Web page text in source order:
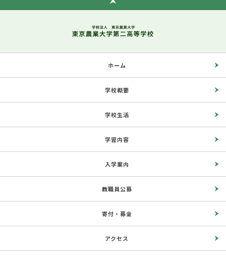
ホーム
学校概要
学校生活
学習内容
入学案内
教職員公募
寄付・募金
アクセス